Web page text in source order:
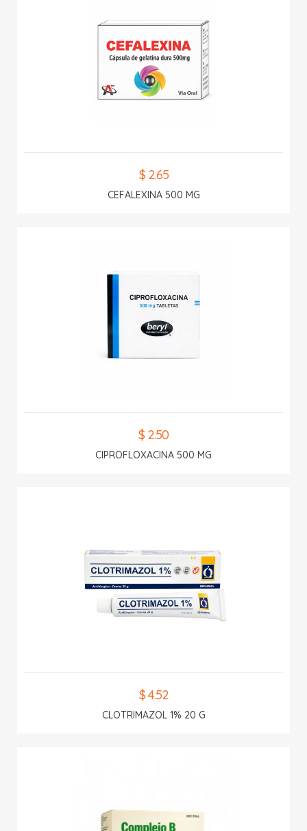
$ 2.65
CEFALEXINA 500 MG
$ 2.50
CIPROFLOXACINA 500 MG
$ 4.52
CLOTRIMAZOL 1% 20 G